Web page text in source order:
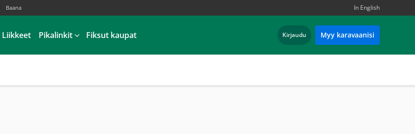
Baana In English
Liikkeet Pikalinkit Fiksut kaupat Kirjaudu Myy karavaanisi